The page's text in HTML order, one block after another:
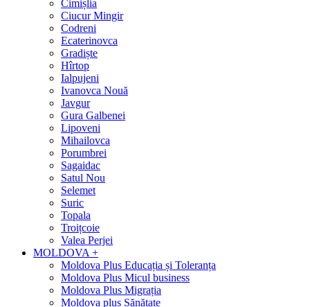
Cimișlia
Ciucur Mingir
Codreni
Ecaterinovca
Gradiște
Hîrtop
Ialpujeni
Ivanovca Nouă
Javgur
Gura Galbenei
Lipoveni
Mihailovca
Porumbrei
Sagaidac
Satul Nou
Selemet
Suric
Topala
Troițcoie
Valea Perjei
MOLDOVA +
Moldova Plus Educația și Toleranța
Moldova Plus Micul business
Moldova Plus Migrația
Moldova plus Sănătate